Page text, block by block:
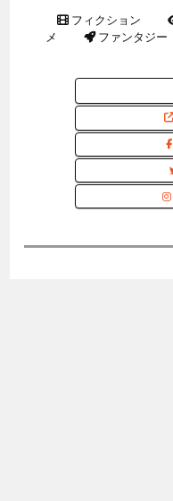
フィクション
メ
ファンタジー